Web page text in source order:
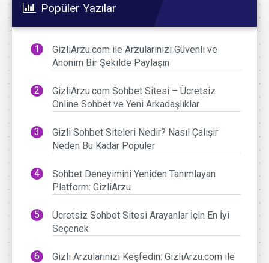
Popüler Yazılar
GizliArzu.com ile Arzularınızı Güvenli ve
Anonim Bir Şekilde Paylaşın
GizliArzu.com Sohbet Sitesi – Ücretsiz
Online Sohbet ve Yeni Arkadaşlıklar
Gizli Sohbet Siteleri Nedir? Nasıl Çalışır
Neden Bu Kadar Popüler
Sohbet Deneyimini Yeniden Tanımlayan
Platform: GizliArzu
Ücretsiz Sohbet Sitesi Arayanlar İçin En İyi
Seçenek
Gizli Arzularınızı Keşfedin: GizliArzu.com ile